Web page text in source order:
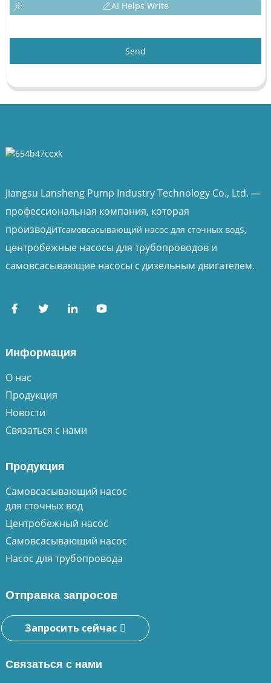
AI Helps Write
Send
Jiangsu Lansheng Pump Industry Technology Co., Ltd. —
профессиональная компания, которая
производитсамовсасывающий насос для сточных водs,
центробежные насосы для трубопроводов и
самовсасывающие насосы с дизельным двигателем.
Информация
О нас
Продукция
Новости
Связаться с нами
Продукция
Самовсасывающий насос
для сточных вод
Центробежный насос
Самовсасывающий насос
Насос для трубопровода
Отправка запросов
Запросить сейчас
Связаться с нами